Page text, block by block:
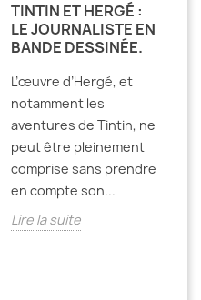
TINTIN ET HERGÉ :
LE JOURNALISTE EN
BANDE DESSINÉE.
L’œuvre d’Hergé, et
notamment les
aventures de Tintin, ne
peut être pleinement
comprise sans prendre
en compte son...
Lire la suite